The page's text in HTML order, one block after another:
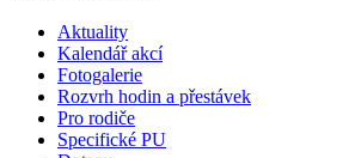
Aktuality
Kalendář akcí
Fotogalerie
Rozvrh hodin a přestávek
Pro rodiče
Specifické PU